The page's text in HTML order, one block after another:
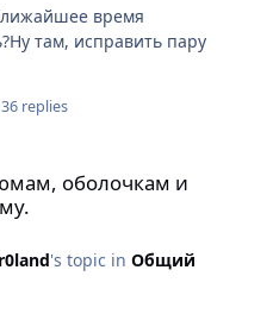
время
там, исправить пару
replies
оболочкам и
r0land's topic in Общий